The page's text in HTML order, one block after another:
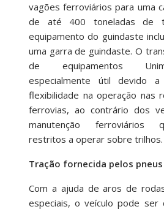
vagões ferroviários para uma
de até 400 toneladas de
equipamento do guindaste
uma garra de guindaste. O
de equipamentos
especialmente útil devido
flexibilidade na operação nas
ferrovias, ao contrário dos
manutenção ferroviários
restritos a operar sobre trilhos.
Tração fornecida pelos pneus
Com a ajuda de aros de
especiais, o veículo pode ser